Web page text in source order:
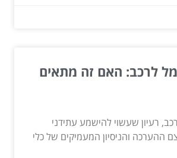
לרכב: האם זה מתאים
רעיון שעשוי להישמע עתידני
ההערכה והניסיון המעמיקים של כלי